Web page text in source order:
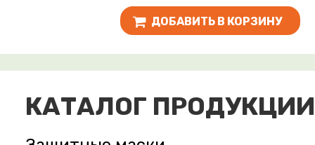
ДОБАВИТЬ В КОРЗИНУ
КАТАЛОГ ПРОДУКЦИИ